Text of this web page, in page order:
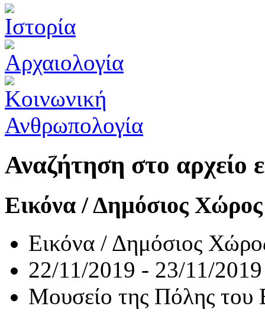
Αναζήτηση στο αρχείο
Εικόνα / Δημόσιος
Εικόνα / Δημόσιος
22/11/2019 - 23/11/2019
Μουσείο της Πόλης